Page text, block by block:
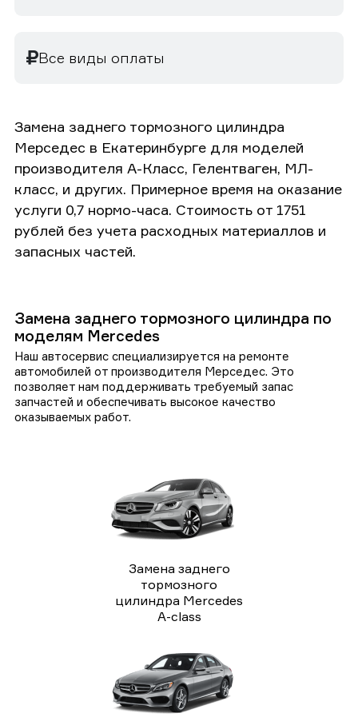
Все виды оплаты
Замена заднего тормозного цилиндра
Мерседес в Екатеринбурге для моделей
производителя А-Класс, Гелентваген, МЛ-
класс, и других. Примерное время на оказание
услуги 0,7 нормо-часа. Стоимость от 1751
рублей без учета расходных материаллов и
запасных частей.
Замена заднего тормозного цилиндра по
моделям Mercedes
Наш автосервис специализируется на ремонте
автомобилей от производителя Мерседес. Это
позволяет нам поддерживать требуемый запас
запчастей и обеспечивать высокое качество
оказываемых работ.
Замена заднего
тормозного
цилиндра Mercedes
A-class